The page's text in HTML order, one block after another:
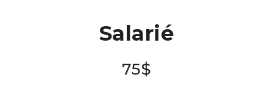
Salarié
75$